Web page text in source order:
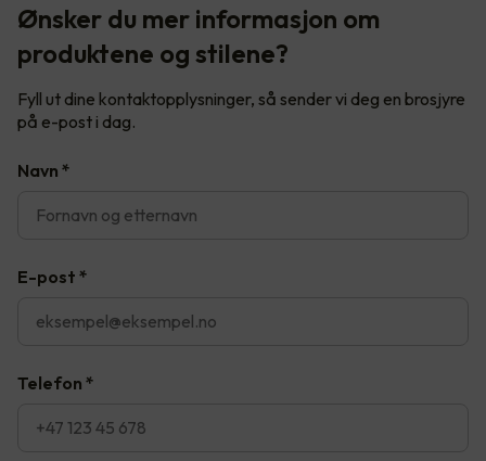
Ønsker du mer informasjon om
produktene og stilene?
Fyll ut dine kontaktopplysninger, så sender vi deg en brosjyre
på e-post i dag.
Navn *
E-post *
Telefon *